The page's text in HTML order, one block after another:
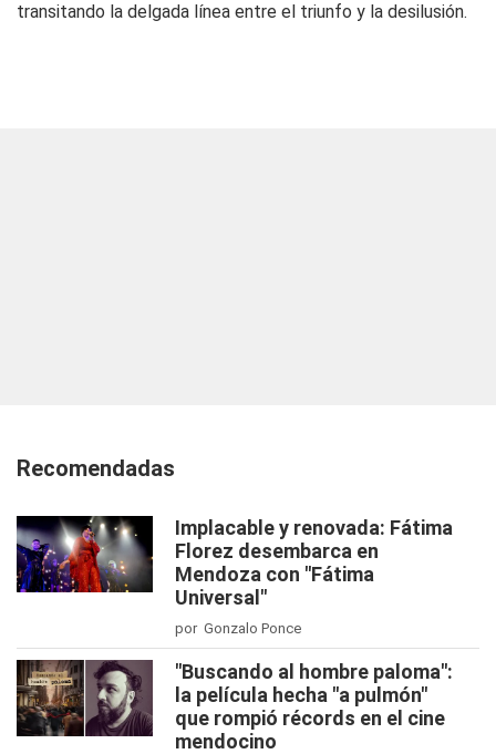
transitando la delgada línea entre el triunfo y la desilusión.
Recomendadas
Implacable y renovada: Fátima
Florez desembarca en
Mendoza con "Fátima
Universal"
por Gonzalo Ponce
"Buscando al hombre paloma":
la película hecha "a pulmón"
que rompió récords en el cine
mendocino